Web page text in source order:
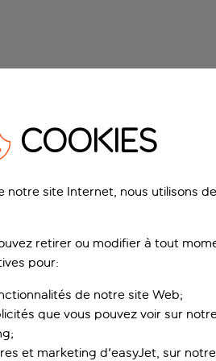
COOKIES
site Internet, nous utilisons
retirer ou modifier à tout
pour:
de notre site Web;
que vous pouvez voir sur
et marketing d'easyJet, sur